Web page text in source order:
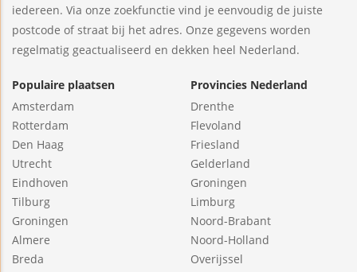
iedereen. Via onze zoekfunctie vind je eenvoudig de juiste
postcode of straat bij het adres. Onze gegevens worden
regelmatig geactualiseerd en dekken heel Nederland.
Populaire plaatsen
Amsterdam
Rotterdam
Den Haag
Utrecht
Eindhoven
Tilburg
Groningen
Almere
Breda
Provincies Nederland
Drenthe
Flevoland
Friesland
Gelderland
Groningen
Limburg
Noord-Brabant
Noord-Holland
Overijssel